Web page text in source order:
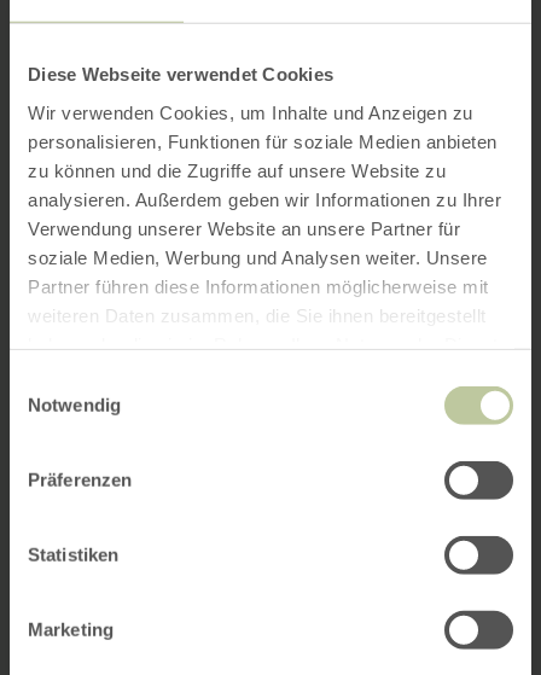
Diese Webseite verwendet Cookies
Wir verwenden Cookies, um Inhalte und Anzeigen zu
personalisieren, Funktionen für soziale Medien anbieten
zu können und die Zugriffe auf unsere Website zu
analysieren. Außerdem geben wir Informationen zu Ihrer
Verwendung unserer Website an unsere Partner für
soziale Medien, Werbung und Analysen weiter. Unsere
Partner führen diese Informationen möglicherweise mit
weiteren Daten zusammen, die Sie ihnen bereitgestellt
Notwendig
Präferenzen
Statistiken
Marketing